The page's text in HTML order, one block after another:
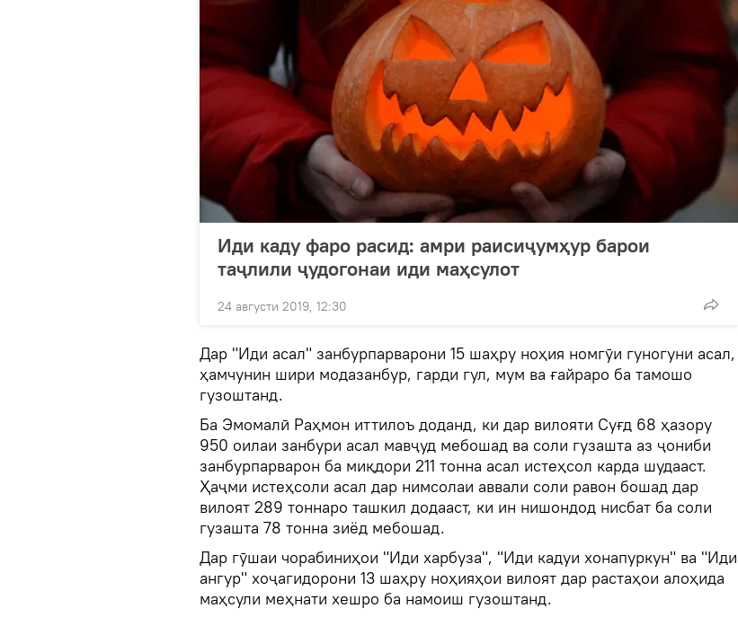
Иди каду фаро расид: амри раисиҷумҳур барои
таҷлили ҷудогонаи иди маҳсулот
24 августи 2019, 12:30
Дар "Иди асал" занбурпарварони 15 шаҳру ноҳия номгӯи гуногуни асал,
ҳамчунин шири модазанбур, гарди гул, мум ва ғайраро ба тамошо
гузоштанд.
Ба Эмомалӣ Раҳмон иттилоъ доданд, ки дар вилояти Суғд 68 ҳазору
950 оилаи занбури асал мавҷуд мебошад ва соли гузашта аз ҷониби
занбурпарварон ба миқдори 211 тонна асал истеҳсол карда шудааст.
Ҳаҷми истеҳсоли асал дар нимсолаи аввали соли равон бошад дар
вилоят 289 тоннаро ташкил додааст, ки ин нишондод нисбат ба соли
гузашта 78 тонна зиёд мебошад.
Дар гӯшаи чорабиниҳои "Иди харбуза", "Иди кадуи хонапуркун" ва "Иди
ангур" хоҷагидорони 13 шаҳру ноҳияҳои вилоят дар растаҳои алоҳида
маҳсули меҳнати хешро ба намоиш гузоштанд.